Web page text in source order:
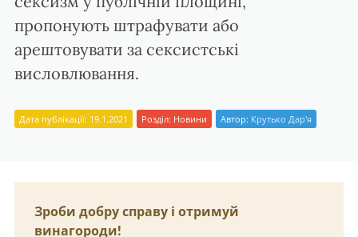
пропонують штрафувати або
арештовувати за сексистські
висловлювання.
Дата публікації: 19.1.2021 Розділ: Новини Автор: Крутько Дар'я
Зроби добру справу і отримуй
винагороди!